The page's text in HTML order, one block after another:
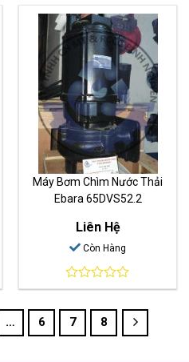
out
of
5
Máy Bơm Chìm Nước Thải
Ebara 65DVS52.2
Liên Hệ
Còn Hàng
0
of
5
… 6 7 8